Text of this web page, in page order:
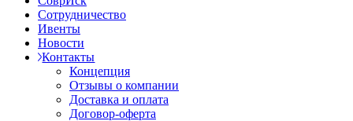
Сотрудничество
Ивенты
Новости
Контакты
Концепция
Отзывы о компании
Доставка и оплата
Договор-оферта